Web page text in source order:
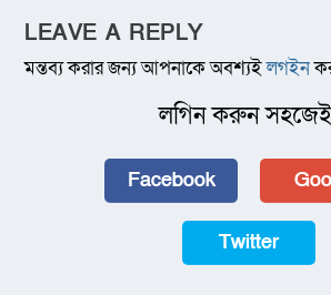
LEAVE A REPLY
মন্তব্য করার জন্য আপনাকে অবশ্যইলগইন
লগিন করুন
Facebook
Twitter